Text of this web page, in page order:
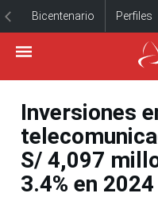
Bicentenario Perfiles
Inversiones
S/ 4,097
3.4% en 2024